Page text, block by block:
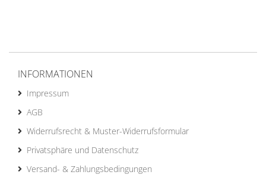
INFORMATIONEN
Impressum
AGB
Widerrufsrecht & Muster-Widerrufsformular
Privatsphäre und Datenschutz
Versand- & Zahlungsbedingungen